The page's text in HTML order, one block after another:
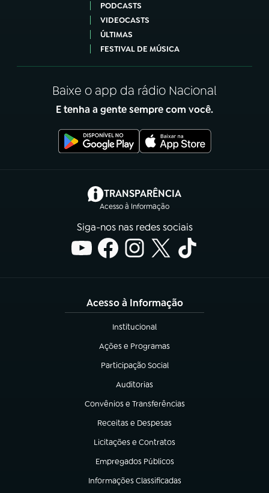
PODCASTS
VIDEOCASTS
ÚLTIMAS
FESTIVAL DE MÚSICA
Baixe o app da rádio Nacional
E tenha a gente sempre com você.
TRANSPARÊNCIA
Acesso à Informação
(abre em nova aba)
Siga-nos nas redes sociais
Acesso à Informação
Institucional
(abre em nova aba)
Ações e Programas
(abre em nova aba)
Participação Social
(abre em nova aba)
Auditorias
(abre em nova aba)
Convênios e Transferências
(abre em nova aba)
Receitas e Despesas
(abre em nova aba)
Licitações e Contratos
(abre em nova aba)
Empregados Públicos
(abre em nova aba)
Informações Classificadas
(abre em nova aba)